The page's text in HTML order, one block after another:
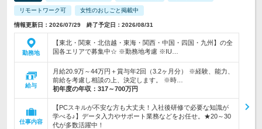
リモートワーク可 女性のおしごと掲載中
情報更新日：2026/07/29 終了予定日：2026/08/31
勤務地
【東北・関東・北信越・東海・関西・中国・四国・九州】の全
国各エリアで募集中☆ ※勤務地考慮 ※IU…
給与
月給20.9万～44万円＋賞与年2回（3.2ヶ月分） ※経験、能力、
前給を考慮し相談の上、決定します。 ※時…
初年度の年収： 317～700万円
仕事内容
【PCスキルが不安な方も大丈夫！入社後研修で必要な知識が
学べる♪】データ入力やサポート業務などをお任せ。★20～30
代が多数活躍中！